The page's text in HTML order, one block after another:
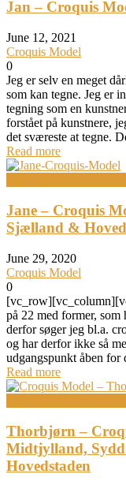
Jan – Croquis
June 12, 2021
Croquis Model
0
Jeg er selv en meget
som kan tegne. Jeg er
tegning som en
forstået på kunstnere,
det sværeste at tegne.
Read more
Jane – Croquis
Sjælland &
June 29, 2020
Croquis Model
0
på 22 med former,
derfor søger jeg bl.a.
og har derfor ikke så
udgangspunkt åben
Read more
Thorbjørn –
Midtjylland,
Hovedstaden